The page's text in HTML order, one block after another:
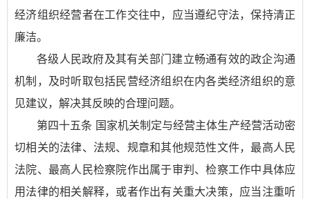
经济组织经营者在工作交往中，应当遵纪守法，保持清正
廉洁。
各级人民政府及其有关部门建立畅通有效的政企沟通
机制，及时听取包括民营经济组织在内各类经济组织的意
见建议，解决其反映的合理问题。
第四十五条 国家机关制定与经营主体生产经营活动密
切相关的法律、法规、规章和其他规范性文件，最高人民
法院、最高人民检察院作出属于审判、检察工作中具体应
用法律的相关解释，或者作出有关重大决策，应当注重听